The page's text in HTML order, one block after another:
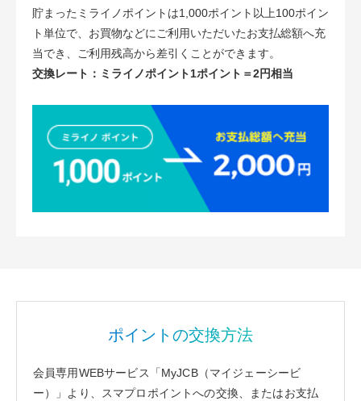
貯まったミライノポイントは1,000ポイント以上100ポイン
ト単位で、お買物などにご利用いただいたお支払総額へ充
当でき、ご利用残高から差引くことができます。
交換レート：ミライノポイント1ポイント＝2円相当
ポイントの交換方法
会員専用WEBサービス「MyJCB（マイジェーシービ
ー）」より、スマプロポイントへの交換、またはお支払